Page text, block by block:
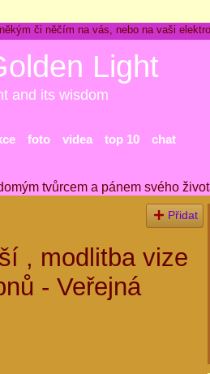
či něčím na vás, nebo na vaši
Light
and its wisdom
foto videa top 10 chat
tvůrcem a pánem svého
Přidat
, modlitba vize
- Veřejná